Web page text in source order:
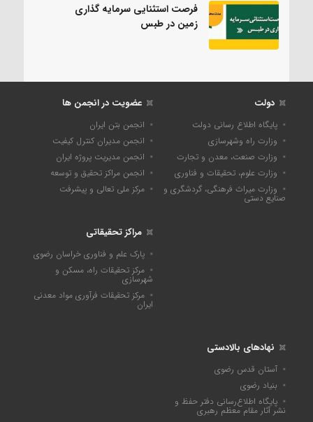
فرصت استثنایی سرمایه گذاری
زمین در طبس
دولت
پایگاه اطلاع رسانی دولت
وزارت راه وشهرسازی
وزارت صنعت، معدن و تجارت
وزارت علوم، تحقیقات و فناوری
وزارت میراث فرهنگی، گردشگری و
صنایع دستی
عضویت در انجمن ها
انجمن بتن ایران
انجمن مدیران کنترل کیفیت
انجمن مدیریت پروژه ایران
انجمن مراکز تحقیق و توسعه
مرکز ملی تعالی و پیشرفت
مراکز تحقیقاتی
پارک علم و فناوری خراسان رضوی
مرکز تحقیقات راه، مسکن و
شهرسازی
مرکز تحقیقات فرآوری مواد معدنی
ایران
نهادهای بالادستی
آستان قدس رضوی
بنیاد رضوی
پايگاه اطلاع‌رسانی دفتر حفظ و
نشر آثار مقام معظم رهبری